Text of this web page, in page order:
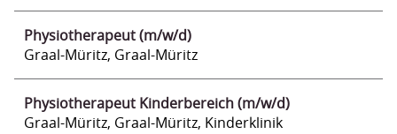
Physiotherapeut (m/w/d)
Graal-Müritz, Graal-Müritz
Physiotherapeut Kinderbereich (m/w/d)
Graal-Müritz, Graal-Müritz, Kinderklinik